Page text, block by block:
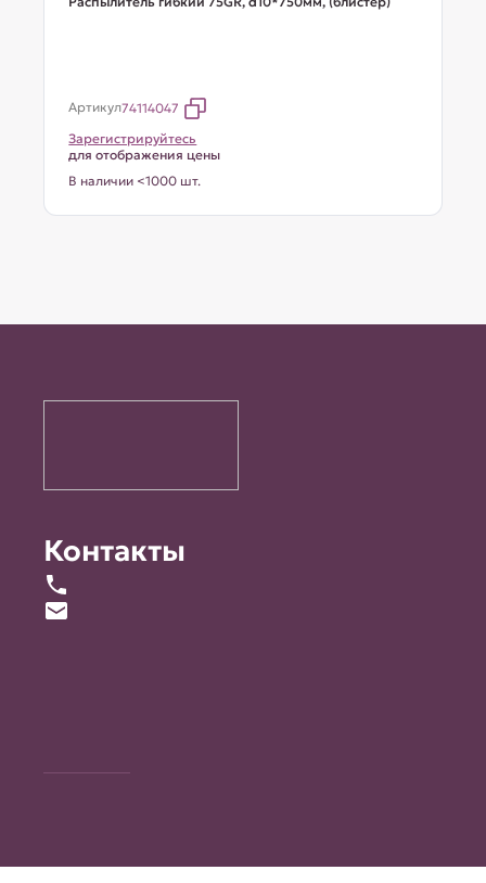
Артикул74114047
Зарегистрируйтесь
для отображения цены
В наличии <1000 шт.
Контакты